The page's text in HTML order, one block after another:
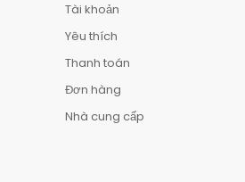
Tài khoản
Yêu thích
Thanh toán
Đơn hàng
Nhà cung cấp